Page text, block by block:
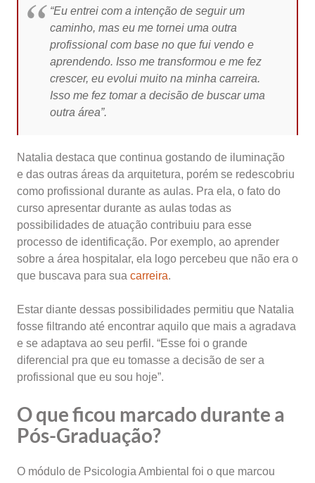
“Eu entrei com a intenção de seguir um
caminho, mas eu me tornei uma outra
profissional com base no que fui vendo e
aprendendo. Isso me transformou e me fez
crescer, eu evolui muito na minha carreira.
Isso me fez tomar a decisão de buscar uma
outra área”.
Natalia destaca que continua gostando de iluminação
e das outras áreas da arquitetura, porém se redescobriu
como profissional durante as aulas. Pra ela, o fato do
curso apresentar durante as aulas todas as
possibilidades de atuação contribuiu para esse
processo de identificação. Por exemplo, ao aprender
sobre a área hospitalar, ela logo percebeu que não era o
que buscava para sua carreira.
Estar diante dessas possibilidades permitiu que Natalia
fosse filtrando até encontrar aquilo que mais a agradava
e se adaptava ao seu perfil. “Esse foi o grande
diferencial pra que eu tomasse a decisão de ser a
profissional que eu sou hoje”.
O que ficou marcado durante a
Pós-Graduação?
O módulo de Psicologia Ambiental foi o que marcou